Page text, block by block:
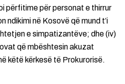
përfitime për personat e thirrur
ndikimi në Kosovë që mund t’i
e simpatizantëve; dhe (iv)
që mbështesin akuzat
këtë kërkesë të Prokurorisë.